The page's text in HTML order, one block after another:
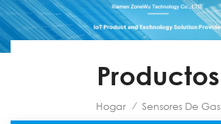
Productos
Hogar / Sensores De Gas